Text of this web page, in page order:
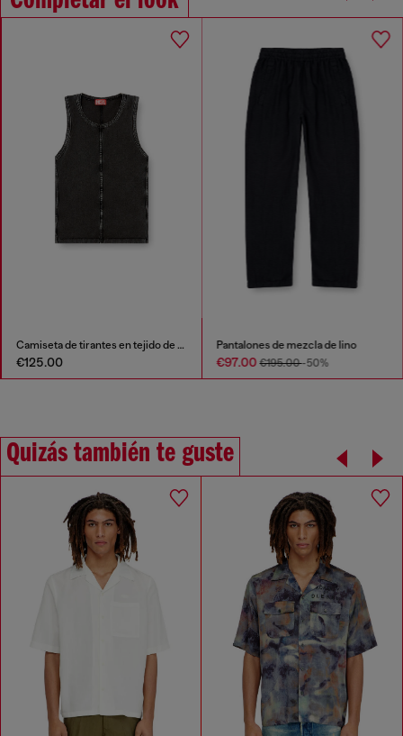
Camiseta de tirantes en tejido de punto de aspecto denim
€125.00
Pantalones de mezcla de lino
€97.00€195.00-50%
Quizás también te guste